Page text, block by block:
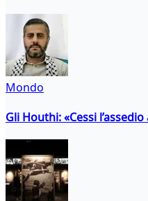
Mondo
Gli Houthi: «Cessi